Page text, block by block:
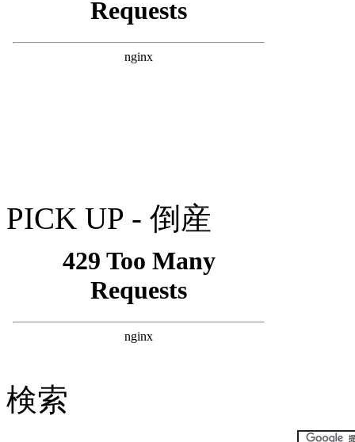
PICK UP - 倒産
検索